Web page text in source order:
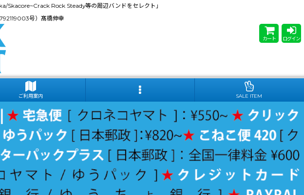
Rock Steady等の周辺バンドをセレクト」
号）髙橋伸幸
カート ログイン
ご利用案内 SALE ITEM